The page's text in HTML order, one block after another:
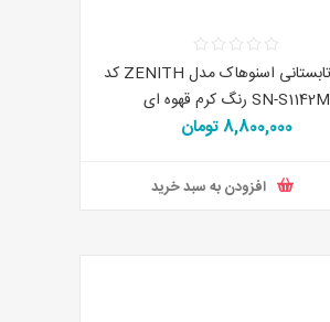
کفش تابستانی اسنوهاک مدل ZENITH کد
SN-S1142M رنگ کرم قهوه ای
8,800,000 تومان
افزودن به سبد خرید